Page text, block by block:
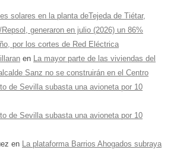
solares en la planta deTejeda de Tiétar,
generaron en julio (2026) un 86%
por los cortes de Red Eléctrica
en La mayor parte de las viviendas del
Sanz no se construirán en el Centro
de Sevilla subasta una avioneta por 10
de Sevilla subasta una avioneta por 10
en La plataforma Barrios Ahogados subraya